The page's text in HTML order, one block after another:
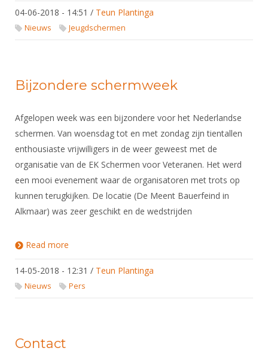
04-06-2018 - 14:51 / Teun Plantinga
Nieuws Jeugdschermen
Bijzondere schermweek
Afgelopen week was een bijzondere voor het Nederlandse
schermen. Van woensdag tot en met zondag zijn tientallen
enthousiaste vrijwilligers in de weer geweest met de
organisatie van de EK Schermen voor Veteranen. Het werd
een mooi evenement waar de organisatoren met trots op
kunnen terugkijken. De locatie (De Meent Bauerfeind in
Alkmaar) was zeer geschikt en de wedstrijden
Read more
14-05-2018 - 12:31 / Teun Plantinga
Nieuws Pers
Contact